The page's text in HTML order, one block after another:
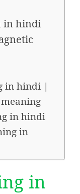
in hindi
in hindi |
in hindi
in
in